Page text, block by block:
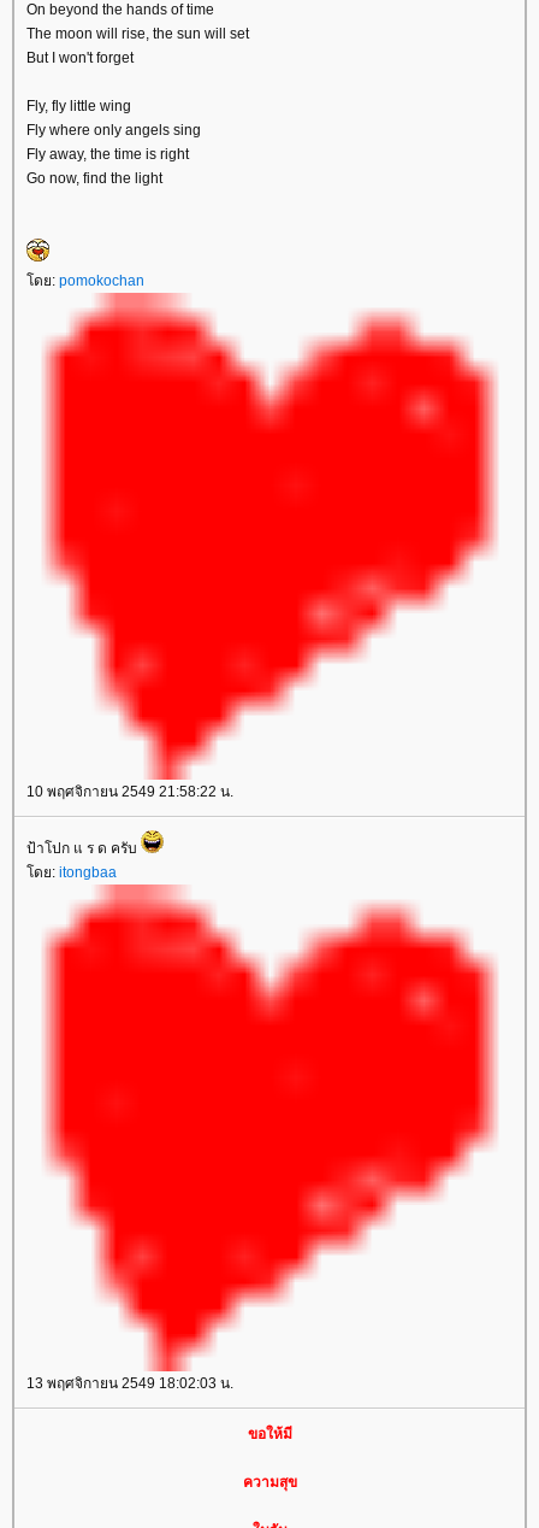
On beyond the hands of time
The moon will rise, the sun will set
But I won't forget
Fly, fly little wing
Fly where only angels sing
Fly away, the time is right
Go now, find the light
ดย: pomokochan
10 พฤศจิกายน 2549 21:58:22 น.
ป้าโปก แ ร ด ครับ
ดย: itongbaa
13 พฤศจิกายน 2549 18:02:03 น.
ขอให้มี
ความสุข